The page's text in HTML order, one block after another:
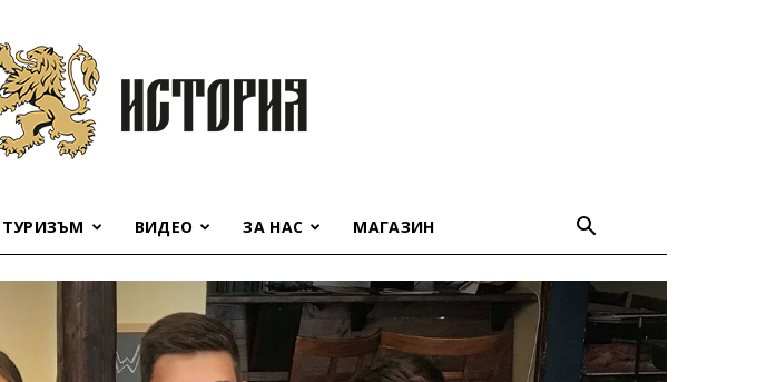
ТУРИЗЪМ ВИДЕО ЗА НАС МАГАЗИН